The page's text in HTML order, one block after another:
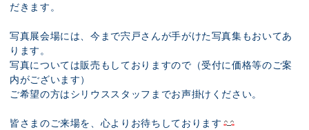
だきます。
写真展会場には、今まで宍戸さんが手がけた写真集もおいてあ
ります。
写真については販売もしておりますので（受付に価格等のご案
内がございます）
ご希望の方はシリウススタッフまでお声掛けください。
皆さまのご来場を、心よりお待ちしております